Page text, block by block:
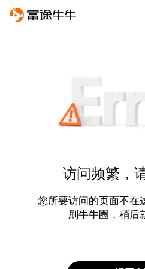
访问频繁，
您所要访问的页面不在
刷牛牛圈，稍后